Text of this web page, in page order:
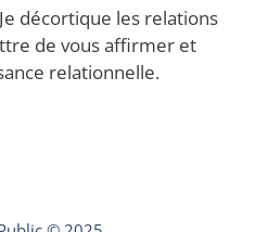
décortique les relations
de vous affirmer et
relationnelle.